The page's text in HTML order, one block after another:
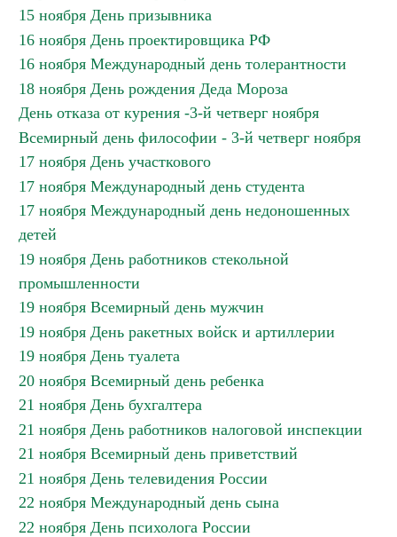
15 ноября День призывника
16 ноября День проектировщика РФ
16 ноября Международный день толерантности
18 ноября День рождения Деда Мороза
День отказа от курения -3-й четверг ноября
Всемирный день философии - 3-й четверг ноября
17 ноября День участкового
17 ноября Международный день студента
17 ноября Международный день недоношенных
детей
19 ноября День работников стекольной
промышленности
19 ноября Всемирный день мужчин
19 ноября День ракетных войск и артиллерии
19 ноября День туалета
20 ноября Всемирный день ребенка
21 ноября День бухгалтера
21 ноября День работников налоговой инспекции
21 ноября Всемирный день приветствий
21 ноября День телевидения России
22 ноября Международный день сына
22 ноября День психолога России